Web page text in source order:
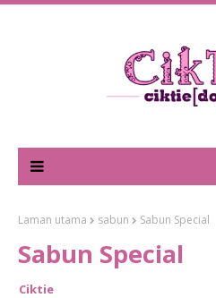
Laman utama sabun Sabun Special
Sabun Special
Ciktie